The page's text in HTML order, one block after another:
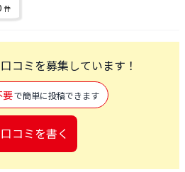
件
コミを募集しています！
要で簡単に投稿できます
口コミを書く